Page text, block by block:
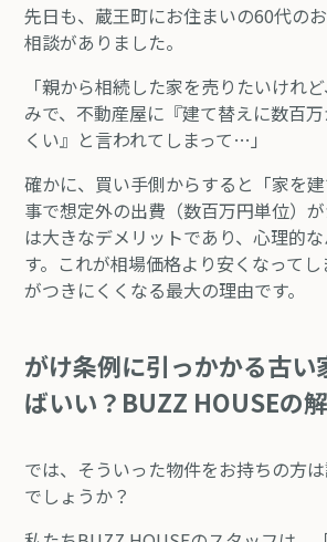
先日も、蔵王町にお住まいの60代の
相談がありました。
「親から相続した家を売りたいけれ
みで、不動産屋に『建て替えに数百
くい』と言われてしまって…」
確かに、買い手側からすると「家を
事で想定外の出費（数百万円単位）
は大きなデメリットであり、心理的
す。これが相場価格より安くなって
がつきにくくなる最大の理由です。
がけ条例に引っかかる古い
ばいい？BUZZ HOUSEの
では、そういった物件をお持ちの方
でしょうか？